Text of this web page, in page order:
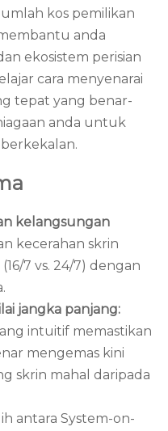
kos pemilikan
anda
ekosistem perisian
cara menyenarai
tepat yang benar-
anda untuk
kelangsungan
kecerahan skrin
7 vs. 24/7) dengan
jangka panjang:
intuitif memastikan
mengemas kini
skrin mahal daripada
antara System-on-